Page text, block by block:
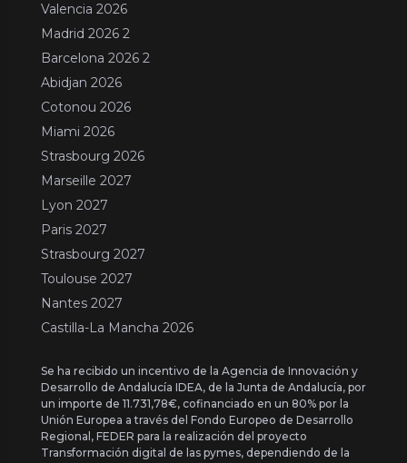
Valencia 2026
Madrid 2026 2
Barcelona 2026 2
Abidjan 2026
Cotonou 2026
Miami 2026
Strasbourg 2026
Marseille 2027
Lyon 2027
Paris 2027
Strasbourg 2027
Toulouse 2027
Nantes 2027
Castilla-La Mancha 2026
Se ha recibido un incentivo de la Agencia de Innovación y
Desarrollo de Andalucía IDEA, de la Junta de Andalucía, por
un importe de 11.731,78€, cofinanciado en un 80% por la
Unión Europea a través del Fondo Europeo de Desarrollo
Regional, FEDER para la realización del proyecto
Transformación digital de las pymes, dependiendo de la